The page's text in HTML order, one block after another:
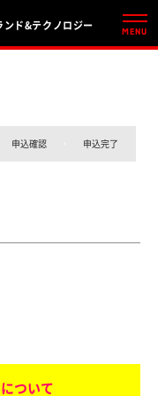
ンド&テクノロジー
申込確認 申込完了
ついて